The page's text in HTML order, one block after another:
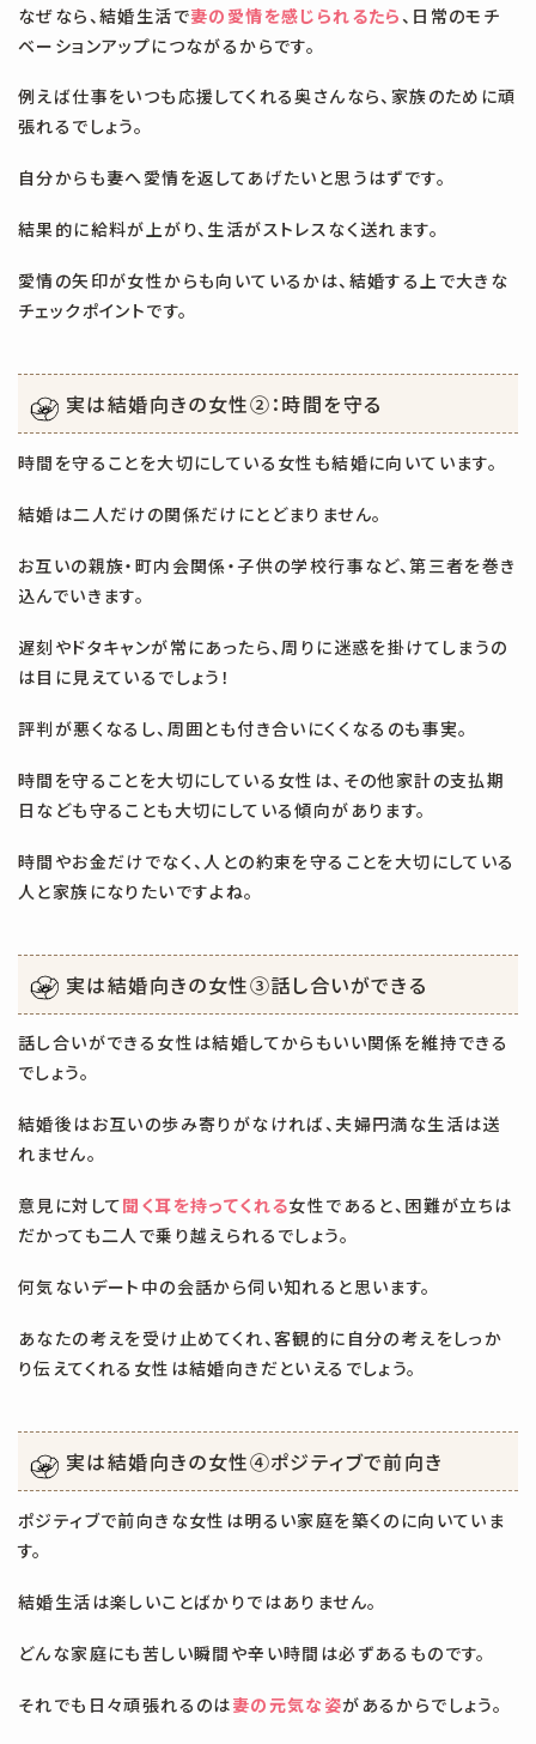
なぜなら、結婚生活で妻の愛情を感じられるたら 、日常のモチ
ベーションアップにつながるからです。
例えば仕事をいつも応援してくれる奥さんなら、家族のために頑
張れるでしょう。
自分からも妻へ愛情を返してあげたいと思うはずです。
結果的に給料が上がり、生活がストレスなく送れます。
愛情の矢印が女性からも向いているかは、結婚する上で大きな
チェックポイントです。
実は結婚向きの女性②：時間を守る
時間を守ることを大切にしている女性も結婚に向いています。
結婚は二人だけの関係だけにとどまりません。
お互いの親族・町内会関係・子供の学校行事など、第三者を巻き
込んでいきます。
遅刻やドタキャンが常にあったら、周りに迷惑を掛けてしまうの
は目に見えているでしょう！
評判が悪くなるし、周囲とも付き合いにくくなるのも事実。
時間を守ることを大切にしている女性は、その他家計の支払期
日なども守ることも大切にしている傾向があります。
時間やお金だけでなく、人との約束を守ることを大切にしている
人と家族になりたいですよね。
実は結婚向きの女性③話し合いができる
話し合いができる女性は結婚してからもいい関係を維持できる
でしょう。
結婚後はお互いの歩み寄りがなければ、夫婦円満な生活は送
れません。
意見に対して聞く耳を持ってくれる女性であると、困難が立ちは
だかっても二人で乗り越えられるでしょう。
何気ないデート中の会話から伺い知れると思います。
あなたの考えを受け止めてくれ、客観的に自分の考えをしっか
り伝えてくれる女性は結婚向きだといえるでしょう。
実は結婚向きの女性④ポジティブで前向き
ポジティブで前向きな女性は明るい家庭を築くのに向いていま
す。
結婚生活は楽しいことばかりではありません。
どんな家庭にも苦しい瞬間や辛い時間は必ずあるものです。
それでも日々頑張れるのは妻の元気な姿があるからでしょう。